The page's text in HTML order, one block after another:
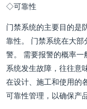
◇可靠性
门禁系统的主要目的是
靠性。 门禁系统在大部
警。 需要报警的概率
系统发生故障，往往意
在设计、施工和使用的
可靠性管理，以确保产